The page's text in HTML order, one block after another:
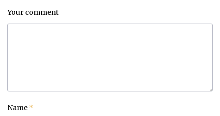
Your comment
Name *